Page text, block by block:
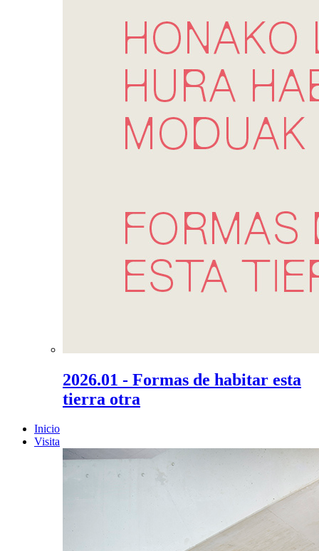
2026.01 - Formas de habitar esta
tierra otra
Inicio
Visita